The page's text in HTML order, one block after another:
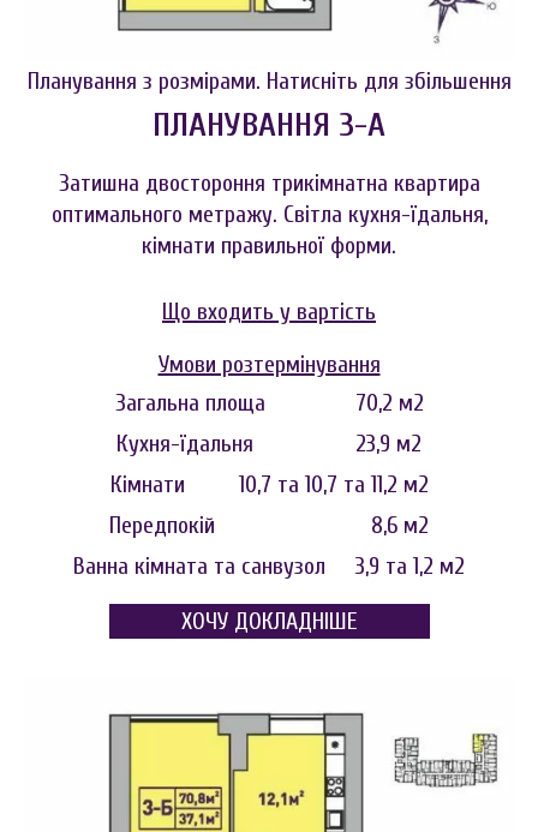
Планування з розмірами. Натисніть для збільшення
ПЛАНУВАННЯ 3-А
Затишна двостороння трикімнатна квартира
оптимального метражу. Світла кухня-їдальня,
кімнати правильної форми.
Що входить у вартість
Умови розтермінування
Загальна площа 70,2 м2
Кухня-їдальня 23,9 м2
Кімнати 10,7 та 10,7 та 11,2 м2
Передпокій 8,6 м2
Ванна кімната та санвузол 3,9 та 1,2 м2
ХОЧУ ДОКЛАДНІШЕ